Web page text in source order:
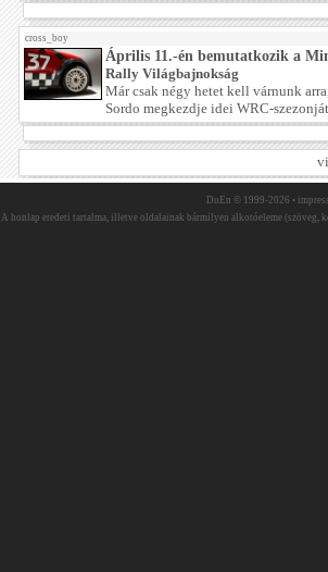
cross_boy
Április 11.-én bemutatkozik a
Rally Világbajnokság
Már csak négy hetet kell várnunk
Sordo megkezdje idei WRC-
DuEn © 1999-2026 •
A honlap eredeti tartalma, illetve oldalainak bármilyen alkotóeleme (szöveg,